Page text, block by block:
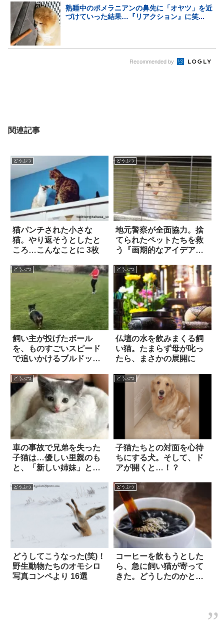
熟睡中のポメラニアンの鼻先に「オヤツ」を近
づけていった結果…『リアクション』に笑...
Recommended by
関連記事
どうぶつ
猫パンチされた小さな
猫。やり返そうとしたと
ころ…こんなことに 3枚
どうぶつ
地元警察が全面協力。捨
てられたペットたちを救
う『画期的なアイデア』
どうぶつ
飼い主が投げたボール
を、ものすごいスピード
で追いかけるブルドッ
張り切りすぎてしまった
ようで…！？
どうぶつ
仏壇の水を飲みまくる飼
い猫。たまらず母が叱っ
たら、まさかの展開に
どうぶつ
車の事故で兄弟を失った
子猫は…優しい里親のも
と、「新しい姉妹」と出
どうぶつ
子猫たちとの対面を心待
ちにする犬。そして、ド
アが開くと…！？
どうぶつ
どうしてこうなった(笑)！
野生動物たちのオモシロ
写真コンペより 16選
どうぶつ
コーヒーを飲もうとした
ら、急に飼い猫が寄って
きた。どうしたのかと思